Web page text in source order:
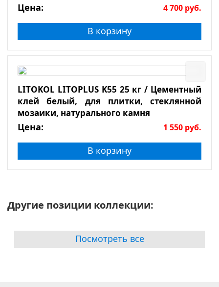
Цена: 4 700 руб.
В корзину
LITOKOL LITOPLUS K55 25 кг / Цементный
клей белый, для плитки, стеклянной
мозаики, натурального камня
Цена: 1 550 руб.
В корзину
Другие позиции коллекции:
Посмотреть все